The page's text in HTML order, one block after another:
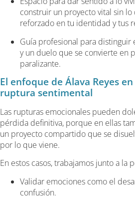
construir un proyecto vital sin
reforzado en tu identidad y tus
Guía profesional para distinguir
y un duelo que se convierte en
paralizante.
El enfoque de Álava Reyes
ruptura sentimental
Las rupturas emocionales pueden
pérdida definitiva, porque en ellas
un proyecto compartido que se
por lo que viene.
En estos casos, trabajamos junto a la
Validar emociones como el
confusión.